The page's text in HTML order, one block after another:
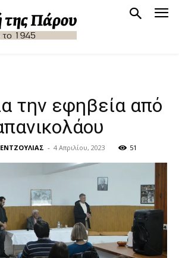
την εφηβεία από
- 4 Απριλίου, 2023 51